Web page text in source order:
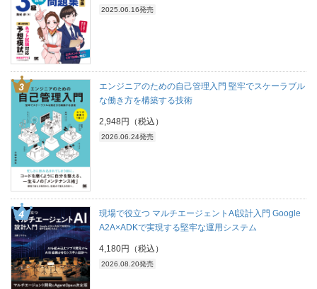
2025.06.16発売
エンジニアのための自己管理入門 堅牢でスケーラブル
な働き方を構築する技術
2,948円（税込）
2026.06.24発売
現場で役立つ マルチエージェントAI設計入門 Google
A2A×ADKで実現する堅牢な運用システム
4,180円（税込）
2026.08.20発売